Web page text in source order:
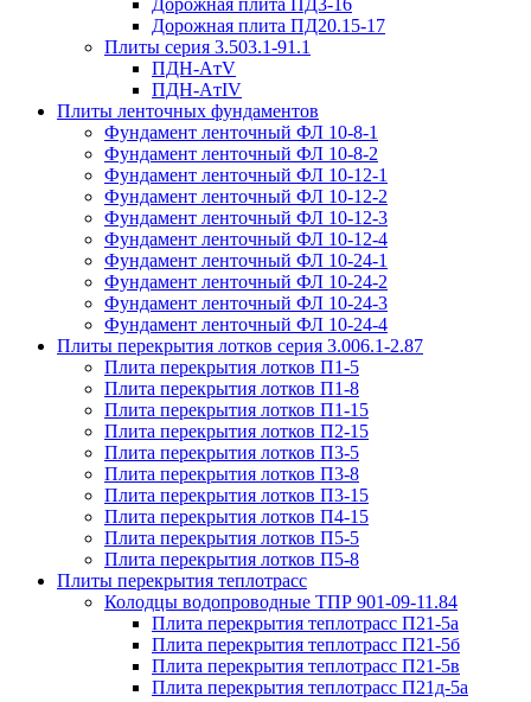
Дорожная плита ПД3-16
Дорожная плита ПД20.15-17
Плиты серия 3.503.1-91.1
ПДН-AтV
ПДН-AтIV
Плиты ленточных фундаментов
Фундамент ленточный ФЛ 10-8-1
Фундамент ленточный ФЛ 10-8-2
Фундамент ленточный ФЛ 10-12-1
Фундамент ленточный ФЛ 10-12-2
Фундамент ленточный ФЛ 10-12-3
Фундамент ленточный ФЛ 10-12-4
Фундамент ленточный ФЛ 10-24-1
Фундамент ленточный ФЛ 10-24-2
Фундамент ленточный ФЛ 10-24-3
Фундамент ленточный ФЛ 10-24-4
Плиты перекрытия лотков серия 3.006.1-2.87
Плита перекрытия лотков П1-5
Плита перекрытия лотков П1-8
Плита перекрытия лотков П1-15
Плита перекрытия лотков П2-15
Плита перекрытия лотков П3-5
Плита перекрытия лотков П3-8
Плита перекрытия лотков П3-15
Плита перекрытия лотков П4-15
Плита перекрытия лотков П5-5
Плита перекрытия лотков П5-8
Плиты перекрытия теплотрасс
Колодцы водопроводные ТПР 901-09-11.84
Плита перекрытия теплотрасс П21-5а
Плита перекрытия теплотрасс П21-5б
Плита перекрытия теплотрасс П21-5в
Плита перекрытия теплотрасс П21д-5а